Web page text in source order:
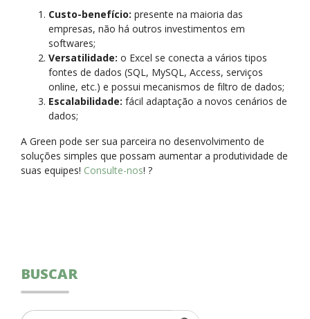
Custo-benefício: presente na maioria das
empresas, não há outros investimentos em
softwares;
Versatilidade: o Excel se conecta a vários tipos
fontes de dados (SQL, MySQL, Access, serviços
online, etc.) e possui mecanismos de filtro de dados;
Escalabilidade: fácil adaptação a novos cenários de
dados;
A Green pode ser sua parceira no desenvolvimento de
soluções simples que possam aumentar a produtividade de
suas equipes! Consulte-nos! ?
BUSCAR